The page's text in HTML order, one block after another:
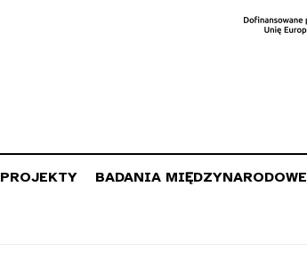
PROJEKTY BADANIA MIĘDZYNARODOWE